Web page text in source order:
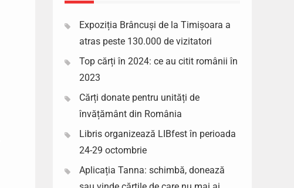
Expoziția Brâncuși de la Timișoara a
atras peste 130.000 de vizitatori
Top cărți în 2024: ce au citit românii în
2023
Cărți donate pentru unități de
învățământ din România
Libris organizează LIBfest în perioada
24-29 octombrie
Aplicația Tanna: schimbă, donează